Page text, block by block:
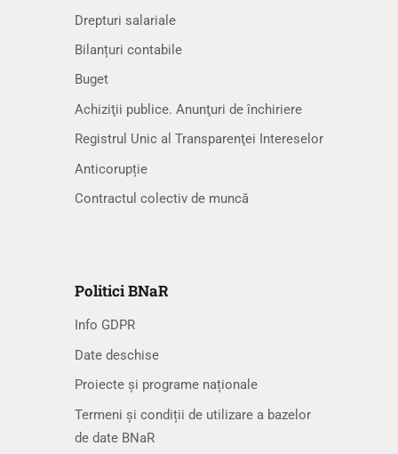
Drepturi salariale
Bilanțuri contabile
Buget
Achiziţii publice. Anunţuri de închiriere
Registrul Unic al Transparenţei Intereselor
Anticorupție
Contractul colectiv de muncă
Politici BNaR
Info GDPR
Date deschise
Proiecte și programe naționale
Termeni și condiții de utilizare a bazelor
de date BNaR